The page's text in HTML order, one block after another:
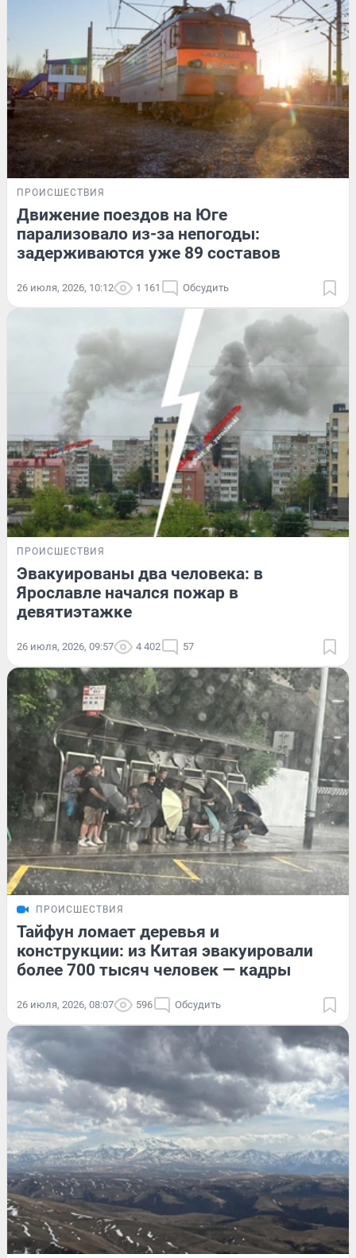
ПРОИСШЕСТВИЯ
Движение поездов на Юге
парализовало из-за непогоды:
задерживаются уже 89 составов
26 июля, 2026, 10:12 1 161 Обсудить
ПРОИСШЕСТВИЯ
Эвакуированы два человека: в
Ярославле начался пожар в
девятиэтажке
26 июля, 2026, 09:57 4 402 57
ПРОИСШЕСТВИЯ
Тайфун ломает деревья и
конструкции: из Китая эвакуировали
более 700 тысяч человек — кадры
26 июля, 2026, 08:07 596 Обсудить